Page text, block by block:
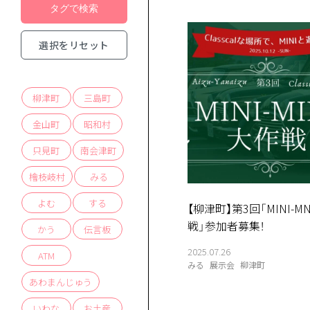
選択をリセット
柳津町
三島町
金山町
昭和村
只見町
南会津町
檜枝岐村
みる
よむ
する
かう
伝言板
ATM
あわまんじゅう
【柳津町】第3回「MINI-
戦」参加者募集！
2025.07.26
みる 展示会 柳津町